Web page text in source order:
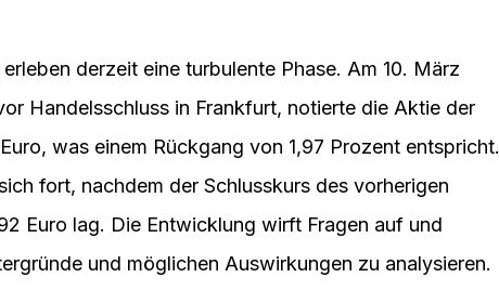
erleben derzeit eine turbulente Phase. Am 10. März
Handelsschluss in Frankfurt, notierte die Aktie der
was einem Rückgang von 1,97 Prozent entspricht.
fort, nachdem der Schlusskurs des vorherigen
Euro lag. Die Entwicklung wirft Fragen auf und
und möglichen Auswirkungen zu analysieren.